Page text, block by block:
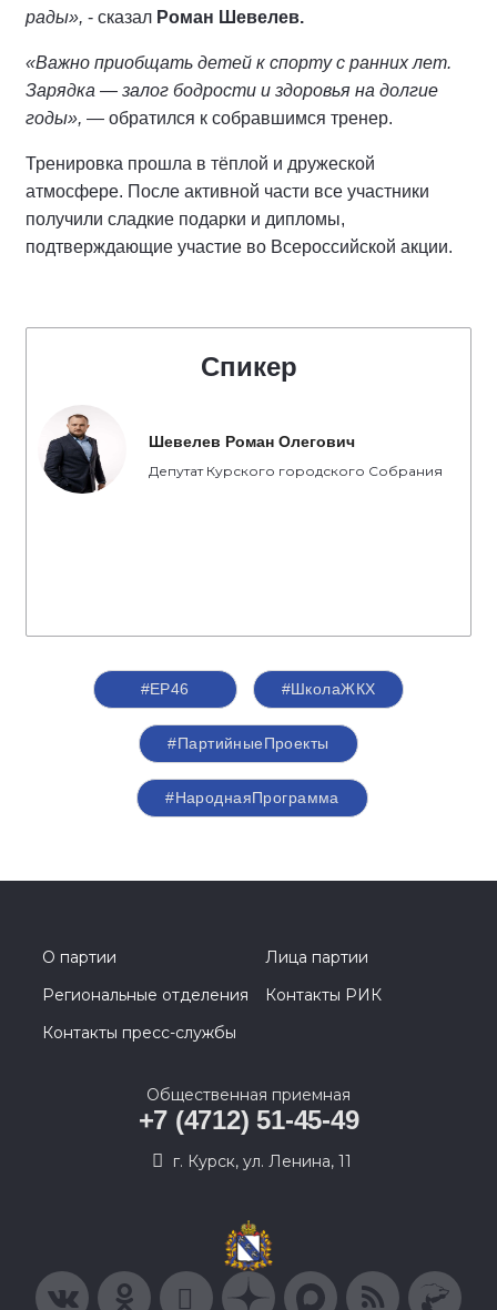
рады», - сказал Роман Шевелев.
«Важно приобщать детей к спорту с ранних лет.
Зарядка — залог бодрости и здоровья на долгие
годы», — обратился к собравшимся тренер.
Тренировка прошла в тёплой и дружеской
атмосфере. После активной части все участники
получили сладкие подарки и дипломы,
подтверждающие участие во Всероссийской акции.
Спикер
Шевелев Роман Олегович
Депутат Курского городского Собрания
#ЕР46 #ШколаЖКХ
#ПартийныеПроекты
#НароднаяПрограмма
О партии
Лица партии
Региональные отделения
Контакты РИК
Контакты пресс-службы
Общественная приемная
+7 (4712) 51-45-49
г. Курск, ул. Ленина, 11